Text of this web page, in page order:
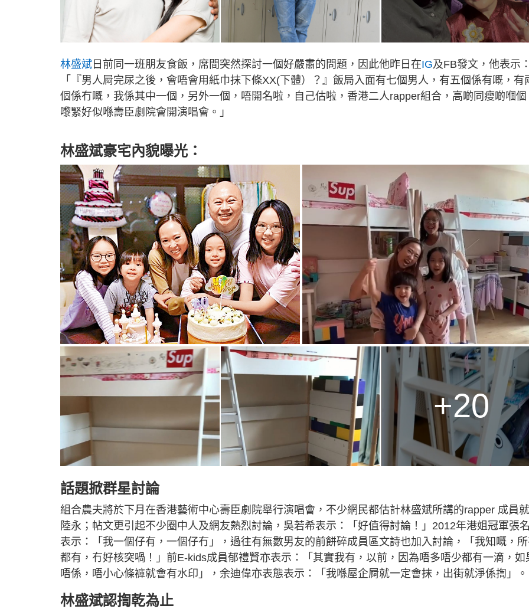
林盛斌 日前同一班朋友食飯，席間突然探討一個好嚴肅的問題，因此他昨日在IG及FB發文，他表示：
「『男人屙完尿之後，會唔會用紙巾抹下條XX(下體）？』飯局入面有七個男人，有五個係有嘅，有
個係冇嘅，我係其中一個，另外一個，唔開名啦，自己估啦，香港二人rapper組合，高啲同瘦啲嗰個
嚟緊好似喺壽臣劇院會開演唱會。」
林盛斌豪宅內貌曝光：
+20
話題掀群星討論
組合農夫將於下月在香港藝術中心壽臣劇院舉行演唱會，不少網民都估計林盛斌所講的rapper 成員
陸永；帖文更引起不少圈中人及網友熱烈討論，吳若希表示：「好值得討論！」2012年港姐冠軍張
表示：「我一個仔有，一個仔冇」，過往有無數男友的前餅碎成員區文詩也加入討論，「我知嘅，
都有，冇好核突喎！」前E-kids成員郁禮賢亦表示：「其實我有，以前，因為唔多唔少都有一滴，如
唔係，唔小心條褲就會有水印」，余迪偉亦表態表示：「我喺屋企屙就一定會抹，出街就淨係揈」。
林盛斌認揈乾為止